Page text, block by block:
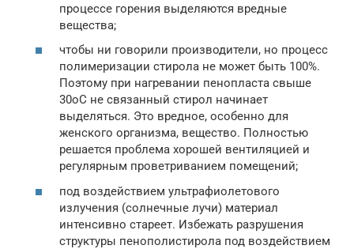
процессе горения выделяются вредные
вещества;
чтобы ни говорили производители, но процесс
полимеризации стирола не может быть 100%.
Поэтому при нагревании пенопласта свыше
30oС не связанный стирол начинает
выделяться. Это вредное, особенно для
женского организма, вещество. Полностью
решается проблема хорошей вентиляцией и
регулярным проветриванием помещений;
под воздействием ультрафиолетового
излучения (солнечные лучи) материал
интенсивно стареет. Избежать разрушения
структуры пенополистирола под воздействием